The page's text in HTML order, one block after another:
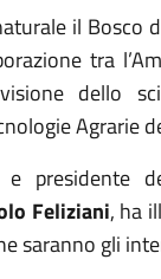
il Bosco
tra
dello
Agrarie
presidente
Feliziani, ha
saranno gli